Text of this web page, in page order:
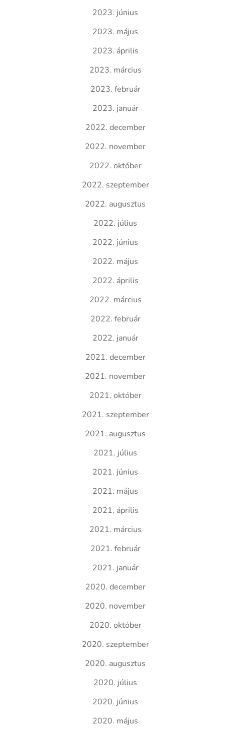
2023. június
2023. május
2023. április
2023. március
2023. február
2023. január
2022. december
2022. november
2022. október
2022. szeptember
2022. augusztus
2022. július
2022. június
2022. május
2022. április
2022. március
2022. február
2022. január
2021. december
2021. november
2021. október
2021. szeptember
2021. augusztus
2021. július
2021. június
2021. május
2021. április
2021. március
2021. február
2021. január
2020. december
2020. november
2020. október
2020. szeptember
2020. augusztus
2020. július
2020. június
2020. május